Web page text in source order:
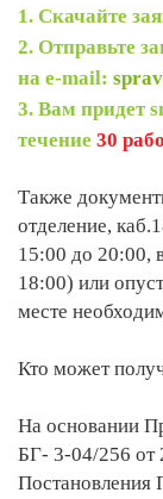
1. Скачайте
2. Отправьте
на e-mail:
3. Вам придет
течение 30
Также
отделение,
15:00 до 20:00,
18:00) или
месте
Кто может
На основании
БГ- 3-04/256 от
Постановления